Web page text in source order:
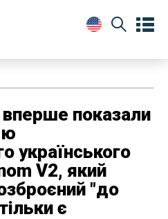
показали
українського
V2, який
"до
є